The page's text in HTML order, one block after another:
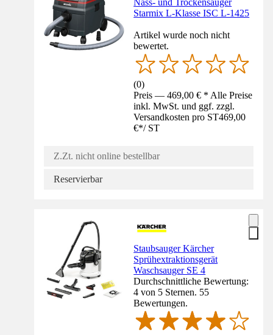
Starmix L-Klasse ISC L-1425
Artikel wurde noch nicht
bewertet.
(0)
Preis — 469,00 € * Alle Preise
inkl. MwSt. und ggf. zzgl.
Versandkosten pro ST469,00
€*/ ST
Z.Zt. nicht online bestellbar
Reservierbar
Staubsauger Kärcher
Sprühextraktionsgerät
Waschsauger SE 4
Durchschnittliche Bewertung:
4 von 5 Sternen. 55
Bewertungen.